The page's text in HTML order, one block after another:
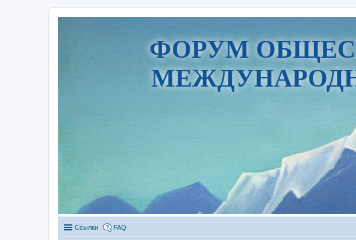
ФОРУМ
Ссылки FAQ